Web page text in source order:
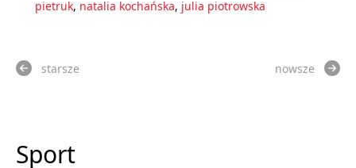
pietruk, natalia kochańska, julia piotrowska
starsze nowsze
Sport